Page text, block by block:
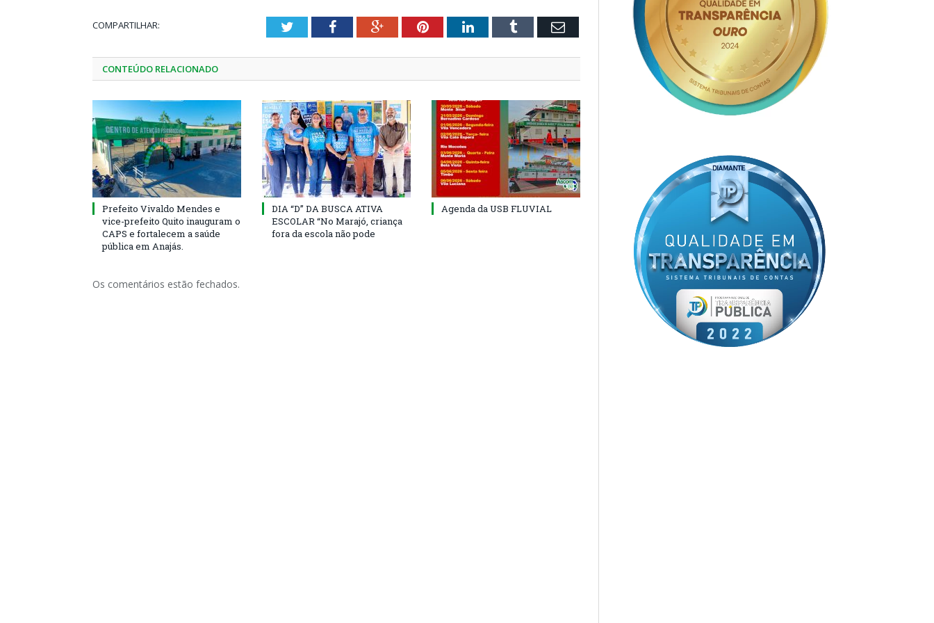
COMPARTILHAR: TwitterFacebookGoogle+PinterestLinkedInTumblr Email
CONTEÚDO RELACIONADO
Prefeito Vivaldo Mendes e
vice-prefeito Quito inauguram o
CAPS e fortalecem a saúde
pública em Anajás.
DIA “D” DA BUSCA ATIVA
ESCOLAR “No Marajó, criança
fora da escola não pode
Agenda da USB FLUVIAL
Os comentários estão fechados.